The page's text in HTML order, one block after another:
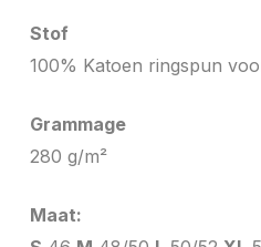
Stof
100% Katoen ringspun
Grammage
280 g/m²
Maat: